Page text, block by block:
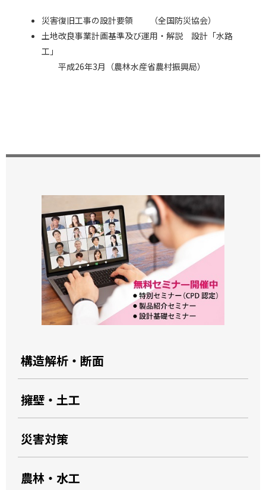
災害復旧工事の設計要領 （全国防災協会）
土地改良事業計画基準及び運用・解説 設計「水路
工」
平成26年3月（農林水産省農村振興局）
構造解析・断面
擁壁・土工
災害対策
農林・水工